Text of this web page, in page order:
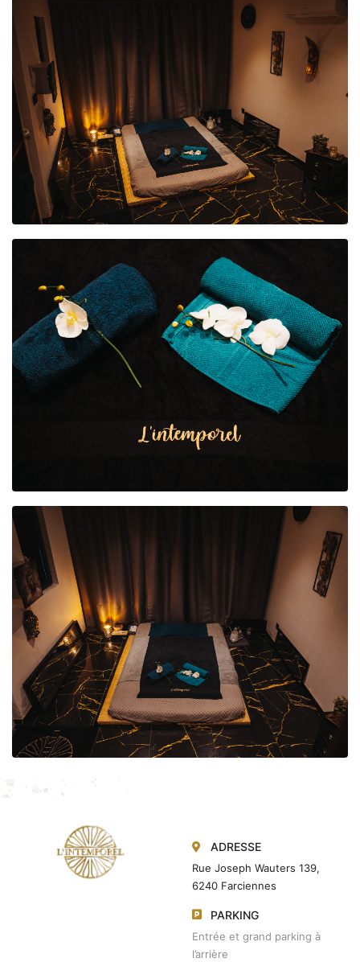
ADRESSE
Rue Joseph Wauters 139,
6240 Farciennes
PARKING
Entrée et grand parking à
l’arrière